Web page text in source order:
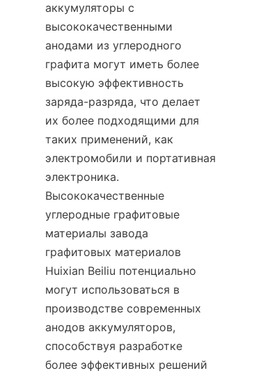
аккумуляторы с
высококачественными
анодами из углеродного
графита могут иметь более
высокую эффективность
заряда-разряда, что делает
их более подходящими для
таких применений, как
электромобили и портативная
электроника.
Высококачественные
углеродные графитовые
материалы завода
графитовых материалов
Huixian Beiliu потенциально
могут использоваться в
производстве современных
анодов аккумуляторов,
способствуя разработке
более эффективных решений